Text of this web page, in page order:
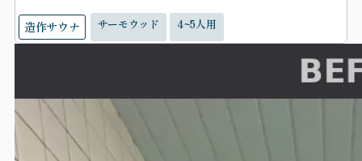
造作サウナ サーモウッド 4~5人用